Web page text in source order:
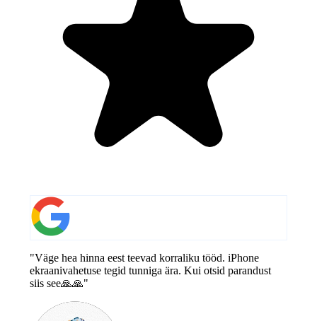
"Väge hea hinna eest teevad korraliku tööd. iPhone
ekraanivahetuse tegid tunniga ära. Kui otsid parandust
siis see🙏🙏"